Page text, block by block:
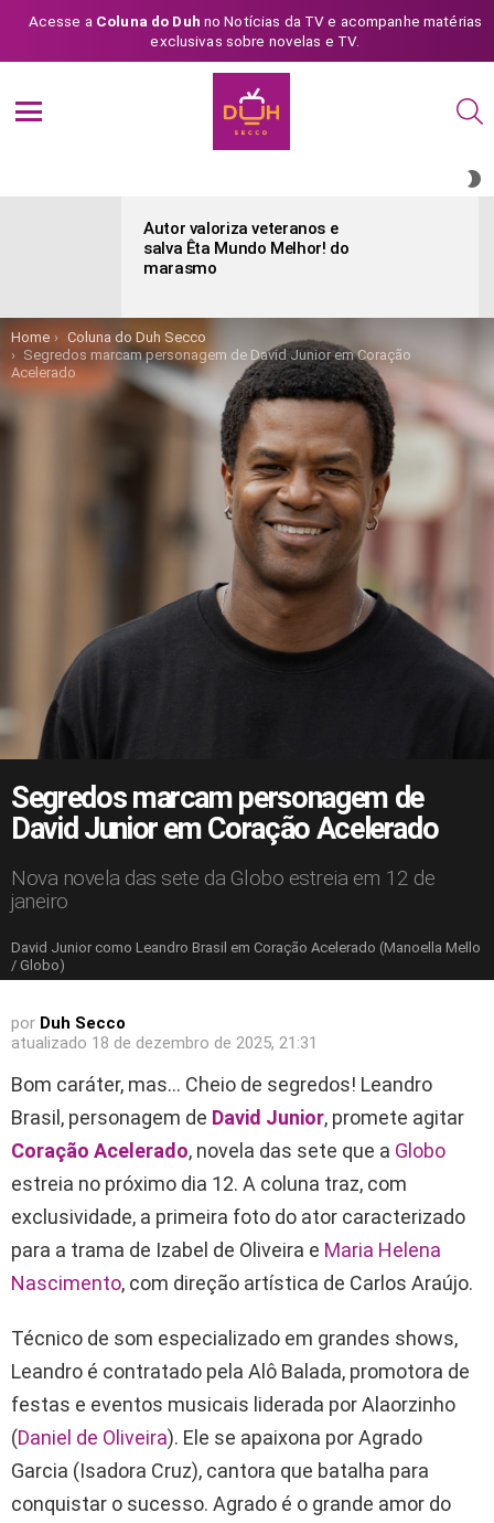
Acesse a Coluna do Duh no Notícias da TV e acompanhe matérias
exclusivas sobre novelas e TV.
Autor valoriza veteranos e
salva Êta Mundo Melhor! do
marasmo
You are here:
Home
Coluna do Duh Secco
Segredos marcam personagem de David Junior em Coração
Acelerado
Segredos marcam personagem de
David Junior em Coração Acelerado
Nova novela das sete da Globo estreia em 12 de
janeiro
David Junior como Leandro Brasil em Coração Acelerado (Manoella Mello
/ Globo)
por Duh Secco
atualizado 18 de dezembro de 2025, 21:31
Bom caráter, mas… Cheio de segredos! Leandro
Brasil, personagem de David Junior, promete agitar
Coração Acelerado, novela das sete que a Globo
estreia no próximo dia 12. A coluna traz, com
exclusividade, a primeira foto do ator caracterizado
para a trama de Izabel de Oliveira e Maria Helena
Nascimento, com direção artística de Carlos Araújo.
Técnico de som especializado em grandes shows,
Leandro é contratado pela Alô Balada, promotora de
festas e eventos musicais liderada por Alaorzinho
(Daniel de Oliveira). Ele se apaixona por Agrado
Garcia (Isadora Cruz), cantora que batalha para
conquistar o sucesso. Agrado é o grande amor do